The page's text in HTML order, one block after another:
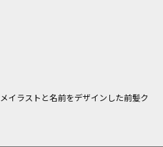
イラストと名前をデザインした前髪ク